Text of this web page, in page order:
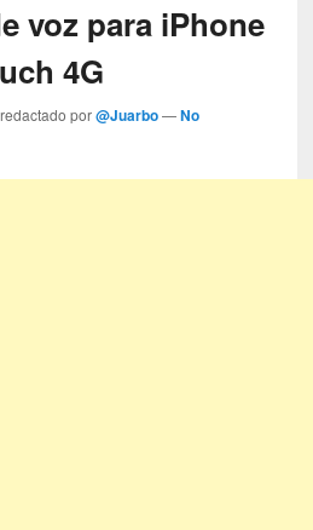
voz para iPhone
4G
redactado por@Juarbo —No